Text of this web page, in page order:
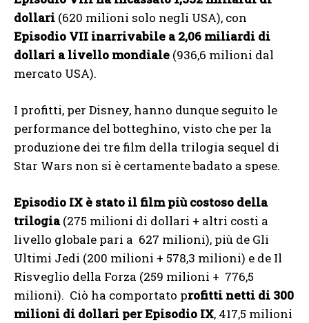
dollari (620 milioni solo negli USA), con
Episodio VII inarrivabile a 2,06 miliardi di
dollari a livello mondiale (936,6 milioni dal
mercato USA).
I profitti, per Disney, hanno dunque seguito le
performance del botteghino, visto che per la
produzione dei tre film della trilogia sequel di
Star Wars non si è certamente badato a spese.
Episodio IX è stato il film più costoso della
trilogia(275 milioni di dollari + altri costi a
livello globale pari a 627 milioni), più de Gli
Ultimi Jedi (200 milioni + 578,3 milioni) e de Il
Risveglio della Forza (259 milioni + 776,5
milioni). Ciò ha comportato profitti netti di 300
milioni di dollari per Episodio IX, 417,5 milioni